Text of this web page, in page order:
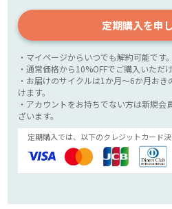
定期購入を申
・マイページからいつでも解約可能です。
・通常価格から10%OFFでご購入いただけ
・お届けのサイクルは1か月～6か月お
けます。
・アカウントをお持ちでない方は新規
ざいます。
定期購入では、以下のクレジットカード